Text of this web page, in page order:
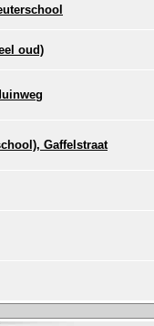
oud)
Gaffelstraat